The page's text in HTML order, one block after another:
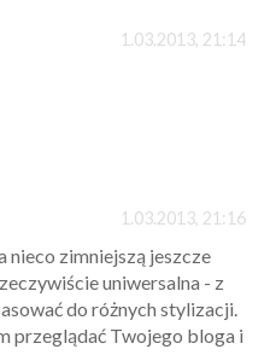
1.03.2013, 21:14
1.03.2013, 21:16
nieco zimniejszą jeszcze
uniwersalna - z
do różnych stylizacji.
przeglądać Twojego bloga i